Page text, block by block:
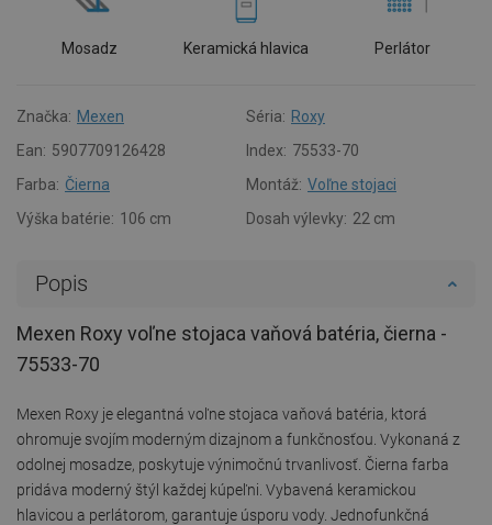
Mosadz Keramická hlavica Perlátor
Značka: Mexen Séria: Roxy
Ean: 5907709126428 Index: 75533-70
Farba: Čierna Montáž: Voľne stojaci
Výška batérie: 106 cm Dosah výlevky: 22 cm
Popis
Mexen Roxy voľne stojaca vaňová batéria, čierna -
75533-70
Mexen Roxy je elegantná voľne stojaca vaňová batéria, ktorá
ohromuje svojím moderným dizajnom a funkčnosťou. Vykonaná z
odolnej mosadze, poskytuje výnimočnú trvanlivosť. Čierna farba
pridáva moderný štýl každej kúpeľni. Vybavená keramickou
hlavicou a perlátorom, garantuje úsporu vody. Jednofunkčná